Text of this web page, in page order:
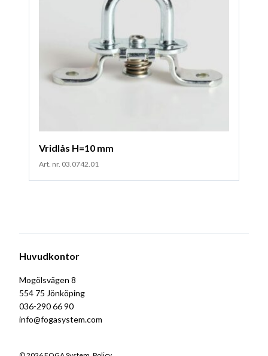
Vridlås H=10 mm
Art. nr. 03.0742.01
Huvudkontor
Mogölsvägen 8
554 75 Jönköping
036-290 66 90
info@fogasystem.com